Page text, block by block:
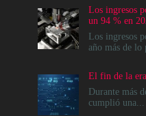
Los ingresos
un 94 % en
Los ingresos
año más de lo
El fin de la
Durante más
cumplió una...